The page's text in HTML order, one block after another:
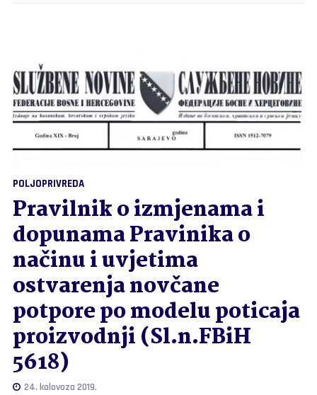
POLJOPRIVREDA
Pravilnik o izmjenama i
dopunama Pravinika o
načinu i uvjetima
ostvarenja novčane
potpore po modelu poticaja
proizvodnji (Sl.n.FBiH
5618)
24. kolovoza 2019.